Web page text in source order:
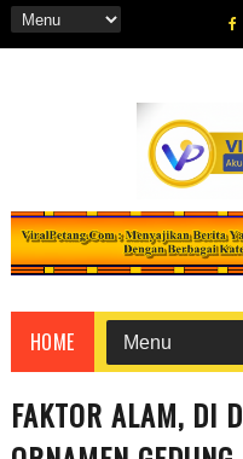
HOME
FAKTOR ALAM, DI